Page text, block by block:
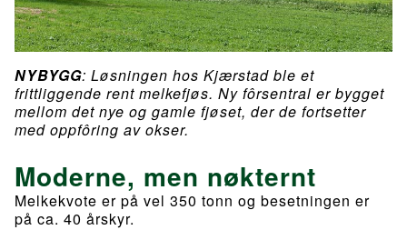
NYBYGG: Løsningen hos Kjærstad ble et
frittliggende rent melkefjøs. Ny fôrsentral er bygget
mellom det nye og gamle fjøset, der de fortsetter
med oppfôring av okser.
Moderne, men nøkternt
Melkekvote er på vel 350 tonn og besetningen er
på ca. 40 årskyr.